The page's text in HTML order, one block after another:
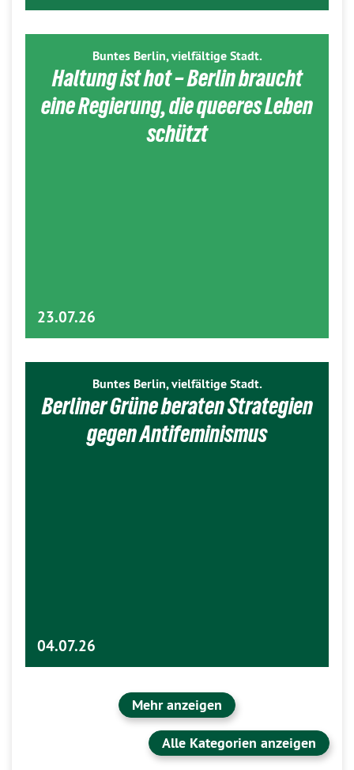
Buntes Berlin, vielfältige Stadt.
Haltung ist hot – Berlin braucht
eine Regierung, die queeres Leben
schützt
23.07.26
Buntes Berlin, vielfältige Stadt.
Berliner Grüne beraten Strategien
gegen Antifeminismus
04.07.26
Mehr anzeigen
Alle Kategorien anzeigen